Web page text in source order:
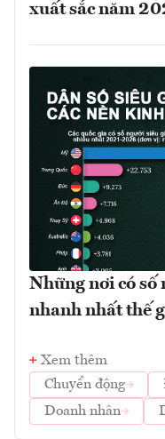
xuất sắc năm
Những nơi có số
nhanh nhất thế
Xem thêm
Chuyển động
Doanh nhân